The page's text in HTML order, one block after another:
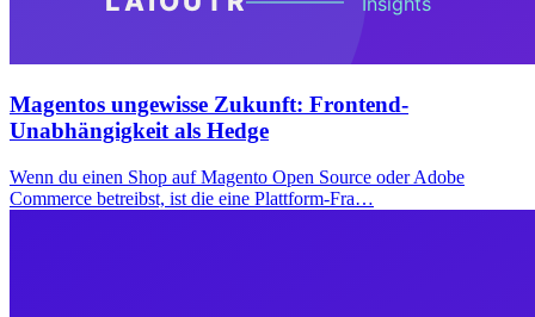
Magentos ungewisse Zukunft: Frontend-
Unabhängigkeit als Hedge
Wenn du einen Shop auf Magento Open Source oder Adobe
Commerce betreibst, ist die eine Plattform-Fra…